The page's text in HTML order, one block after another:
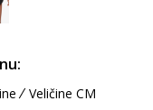
Veličine CM